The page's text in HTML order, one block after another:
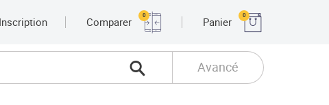
Inscription Comparer
0
Panier
0
Avancé